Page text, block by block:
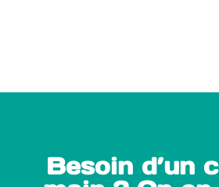
Besoin d’un